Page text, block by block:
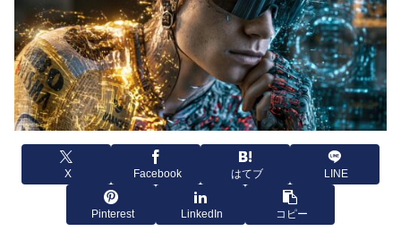
X Facebook はてブ LINE
Pinterest LinkedIn コピー